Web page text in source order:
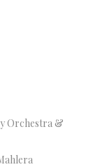
Orchestra &